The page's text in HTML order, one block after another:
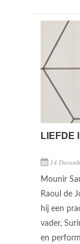
LIEFDE
14
Mounir
Raoul de
hij een
vader,
en